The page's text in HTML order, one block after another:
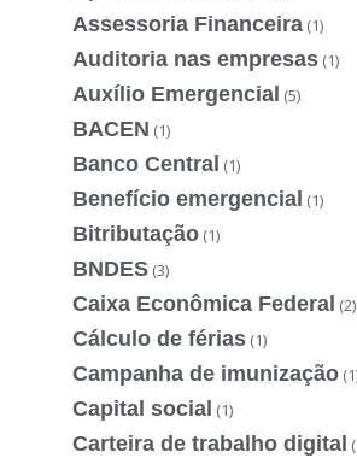
Assessoria Financeira (1)
Auditoria nas empresas (1)
Auxílio Emergencial (5)
BACEN (1)
Banco Central (1)
Benefício emergencial (1)
Bitributação (1)
BNDES (3)
Caixa Econômica Federal (2)
Cálculo de férias (1)
Campanha de imunização
Capital social (1)
Carteira de trabalho digital